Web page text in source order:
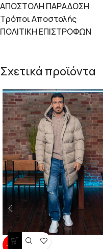
ΑΠΟΣΤΟΛΗ ΠΑΡΑΔΟΣΗ
Τρόποι Αποστολής
ΠΟΛΙΤΙΚΗ ΕΠΙΣΤΡΟΦΩΝ
Σχετικά προϊόντα
-40%